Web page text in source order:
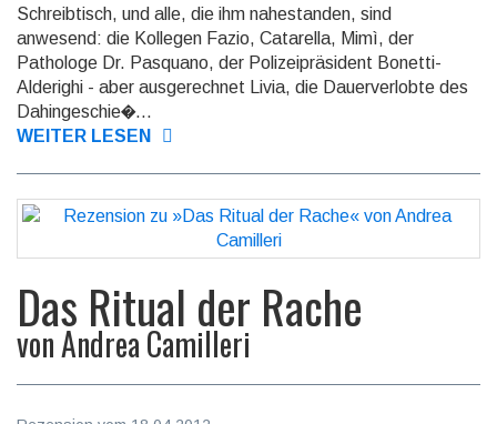
Schreibtisch, und alle, die ihm nahestanden, sind
anwesend: die Kollegen Fazio, Catarella, Mimì, der
Pathologe Dr. Pasquano, der Poli­zei­prä­si­dent Bonetti-
Alderighi - aber ausgerechnet Livia, die Dauer­ver­lobte des
Da­hin­ge­schie�...
WEITER LESEN
Das Ritual der Rache
vonAndrea Camilleri